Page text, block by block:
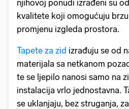
njihovoj ponudi izrađeni su
kvalitete koji omogućuju
promjenu izgleda prostora.
Tapete za zid izrađuju se od
materijala sa netkanom
te se ljepilo nanosi samo na
instalacija vrlo jednostavna.
se uklanjaju, bez struganja,